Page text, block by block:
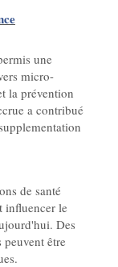
une
micro-
la prévention
a contribué
de santé
influencer le
Des
peuvent être